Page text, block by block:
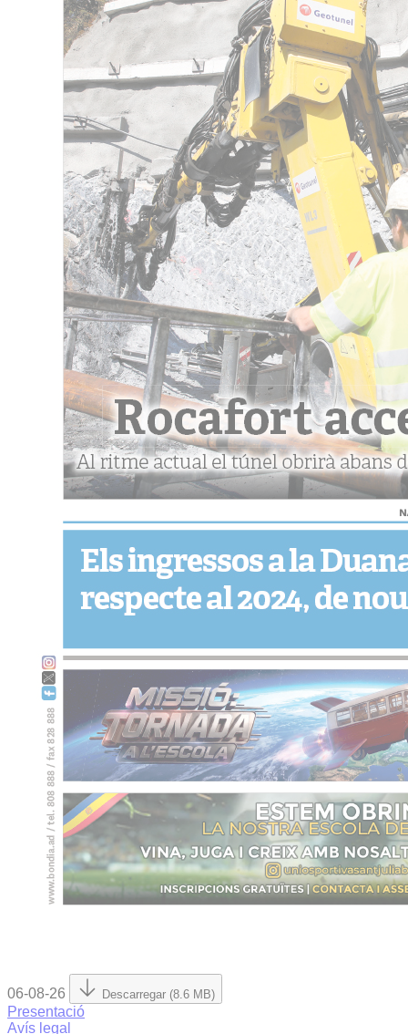
06-08-26 Descarregar (8.6 MB)
Presentació
Avís legal